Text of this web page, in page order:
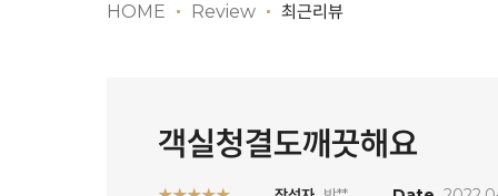
HOME Review 최근리뷰
객실청결도깨끗해요